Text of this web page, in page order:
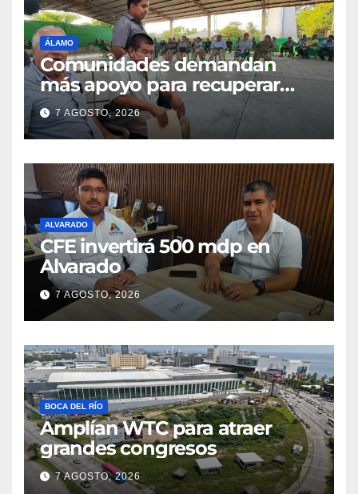
ÁLAMO
Comunidades demandan
más apoyo para recuperar
parcelas
7 AGOSTO, 2026
ALVARADO
CFE invertirá 500 mdp en
Alvarado
7 AGOSTO, 2026
BOCA DEL RÍO
Amplían WTC para atraer
grandes congresos
7 AGOSTO, 2026